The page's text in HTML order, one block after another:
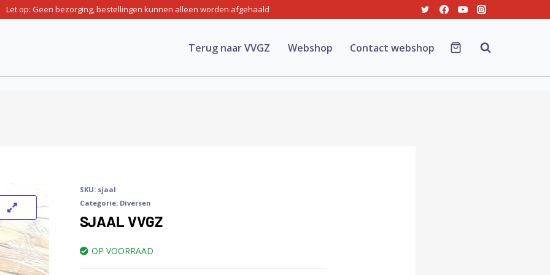
Let op: Geen bezorging, bestellingen kunnen alleen worden afgehaald
Terug naar VVGZ Webshop Contact webshop
SKU: sjaal
Categorie: Diversen
SJAAL VVGZ
OP VOORRAAD